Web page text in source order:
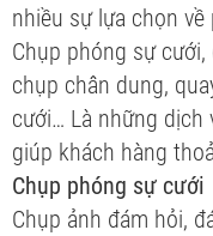
nhiều sự lựa chọn
Chụp phóng sự
chụp chân dung,
cưới… Là những dịch
giúp khách hàng
Chụp phóng sự cưới
Chụp ảnh đám hỏi,